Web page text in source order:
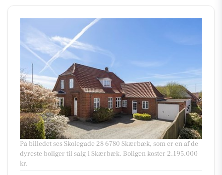
På billedet ses Skolegade 28 6780 Skærbæk, som er en af de
dyreste boliger til salg i Skærbæk. Boligen koster 2.195.000
kr.